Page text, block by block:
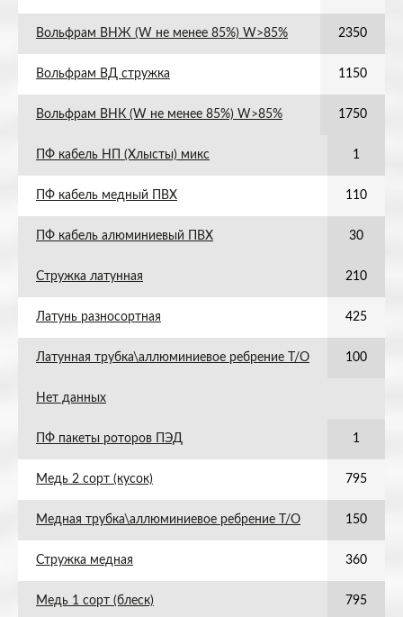
Вольфрам ВНЖ (W не менее 85%) W>85% 2350
Вольфрам ВД стружка 1150
Вольфрам ВНК (W не менее 85%) W>85% 1750
ПФ кабель НП (Хлысты) микс 1
ПФ кабель медный ПВХ 110
ПФ кабель алюминиевый ПВХ 30
Стружка латунная 210
Латунь разносортная 425
Латунная трубка\аллюминиевое ребрение Т/О 100
Нет данных
ПФ пакеты роторов ПЭД 1
Медь 2 сорт (кусок) 795
Медная трубка\аллюминиевое ребрение Т/О 150
Стружка медная 360
Медь 1 сорт (блеск) 795